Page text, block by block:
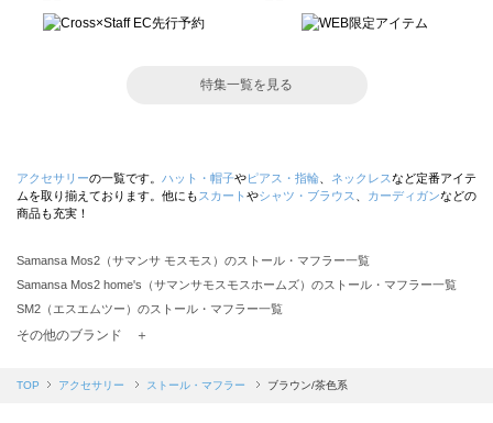
特集一覧を見る
アクセサリーの一覧です。 ハット・帽子やピアス・指輪 ネックレスなど定番アイテ
ムを取り揃えております。他にも スカート やシャツ・ブラウス カーディガンなどの
商品も充実！
Samansa Mos2（サマンサ モスモス）のストール・マフラー一覧
Samansa Mos2 home's（サマンサモスモスホームズ）のストール・マフラー一覧
SM2（エスエムツー）のストール・マフラー一覧
Samansa Mos2 blue（サマンサモスモス ブルー）のストール・マフラー一覧
その他のブランド ＋
TOP アクセサリー ストール・マフラー ブラウン/茶色系